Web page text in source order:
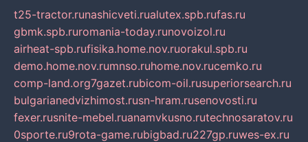
t25-tractor.runashicveti.rualutex.spb.rufas.ru
gbmk.spb.ruromania-today.runovoizol.ru
airheat-spb.rufisika.home.nov.ruorakul.spb.ru
demo.home.nov.rumnso.ruhome.nov.rucemko.ru
comp-land.org7gazet.rubicom-oil.rusuperiorsearch.ru
bulgarianedvizhimost.rusn-hram.rusenovosti.ru
fexer.rusnite-mebel.ruanamvkusno.rutechnosaratov.ru
0sporte.ru9rota-game.rubigbad.ru227gp.ruwes-ex.ru